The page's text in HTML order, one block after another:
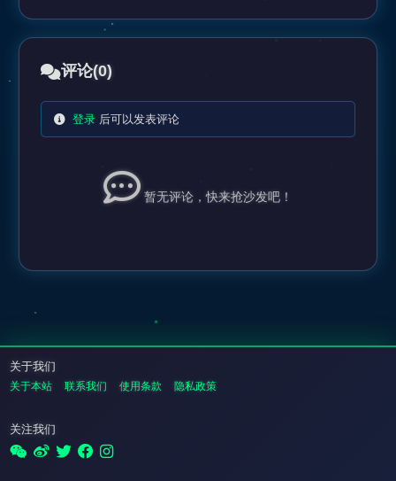
评论(0)
登录后可以发表评论
暂无评论，快来抢沙发吧！
关于我们
关于本站 联系我们 使用条款 隐私政策
关注我们